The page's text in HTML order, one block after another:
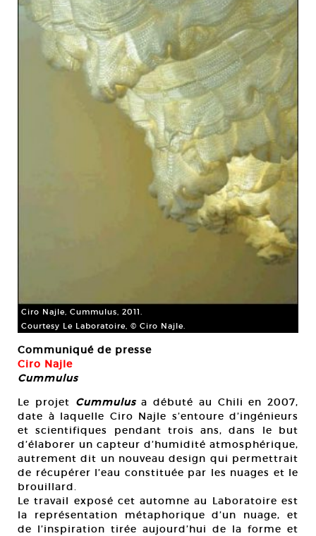
Ciro Najle, Cummulus, 2011.
Courtesy Le Laboratoire, © Ciro Najle.
Communiqué de presse
Ciro Najle
Cummulus
Le projet Cummulusa débuté au Chili en 2007,
date à laquelle Ciro Najle s’entoure d’ingénieurs
et scientifiques pendant trois ans, dans le but
d’élaborer un capteur d’humidité atmosphérique,
autrement dit un nouveau design qui permettrait
de récupérer l’eau constituée par les nuages et le
brouillard.
Le travail exposé cet automne au Laboratoire est
la représentation métaphorique d’un nuage, et
de l’inspiration tirée aujourd’hui de la forme et